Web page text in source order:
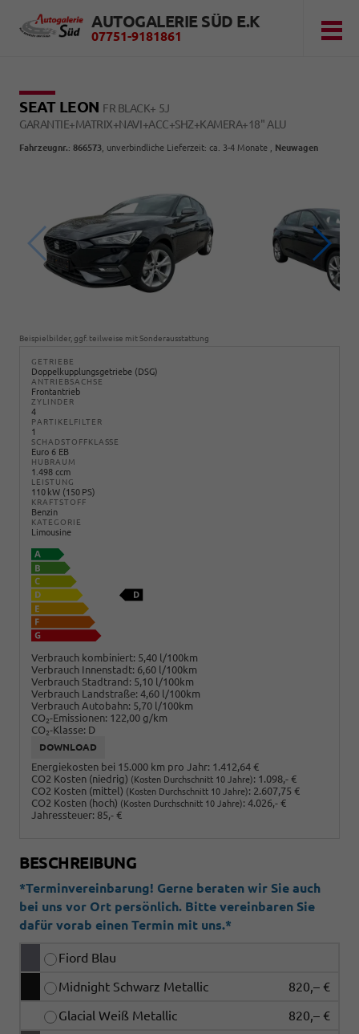
AUTOGALERIE SÜD E.K
07751-9181861
SEAT LEON FR BLACK+ 5J
GARANTIE+MATRIX+NAVI+ACC+SHZ+KAMERA+18" ALU
Fahrzeugnr.: 866573 , unverbindliche Lieferzeit: ca. 3-4 Monate , Neuwagen
Beispielbilder, ggf. teilweise mit Sonderausstattung
GETRIEBE
Doppelkupplungsgetriebe (DSG)
ANTRIEBSACHSE
Frontantrieb
ZYLINDER
4
PARTIKELFILTER
1
SCHADSTOFFKLASSE
Euro 6 EB
HUBRAUM
1.498 ccm
LEISTUNG
110 kW (150 PS)
KRAFTSTOFF
Benzin
KATEGORIE
Limousine
Verbrauch kombiniert: 5,40 l/100km
Verbrauch Innenstadt: 6,60 l/100km
Verbrauch Stadtrand: 5,10 l/100km
Verbrauch Landstraße: 4,60 l/100km
Verbrauch Autobahn: 5,70 l/100km
CO2-Emissionen: 122,00 g/km
CO2-Klasse: D
DOWNLOAD
Energiekosten bei 15.000 km pro Jahr: 1.412,64 €
CO2 Kosten (niedrig) (Kosten Durchschnitt 10 Jahre): 1.098,- €
CO2 Kosten (mittel) (Kosten Durchschnitt 10 Jahre): 2.607,75 €
CO2 Kosten (hoch) (Kosten Durchschnitt 10 Jahre): 4.026,- €
Jahressteuer: 85,- €
BESCHREIBUNG
*Terminvereinbarung! Gerne beraten wir Sie auch
bei uns vor Ort persönlich. Bitte vereinbaren Sie
dafür vorab einen Termin mit uns.*
Fiord Blau
Midnight Schwarz Metallic
820,– €
Glacial Weiß Metallic
820,– €